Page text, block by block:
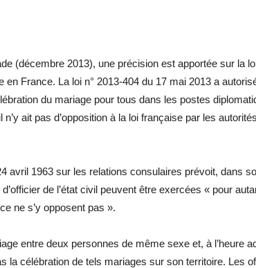
(décembre 2013), une précision est apportée sur la
France. La loi n° 2013-404 du 17 mai 2013 a
du mariage pour tous dans les postes
ait pas d’opposition à la loi française par les
avril 1963 sur les relations consulaires prévoit, dans
de l’état civil peuvent être exercées « pour
ne s’y opposent pas ».
entre deux personnes de même sexe et, à l’heure
la célébration de tels mariages sur son territoire. Les